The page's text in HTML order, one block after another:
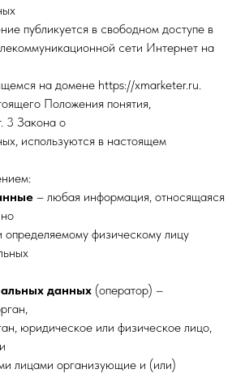
публикуется в свободном доступе в
сети Интернет на
на домене https://xmarketer.ru.
Положения понятия,
3 Закона о
используются в настоящем
– любая информация, относящаяся
определяемому физическому лицу
данных (оператор) –
юридическое или физическое лицо,
лицами организующие и (или)